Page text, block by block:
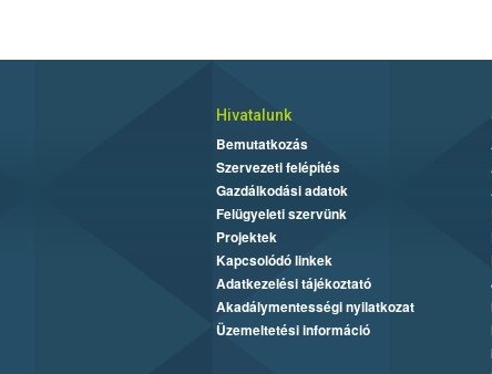
Hivatalunk
Bemutatkozás
Szervezeti felépítés
Gazdálkodási adatok
Felügyeleti szervünk
Projektek
Kapcsolódó linkek
Adatkezelési tájékoztató
Akadálymentességi nyilatkozat
Üzemeltetési információ